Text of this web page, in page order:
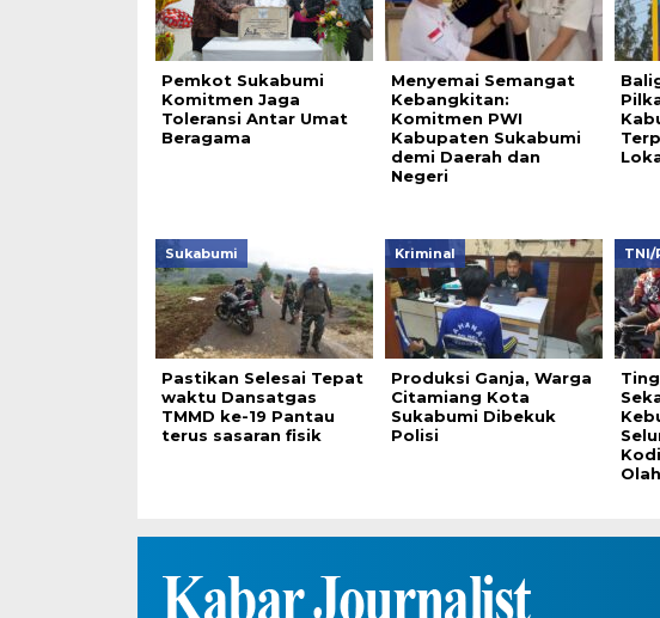
Pemkot Sukabumi
Komitmen Jaga
Toleransi Antar Umat
Beragama
Menyemai Semangat
Kebangkitan:
Komitmen PWI
Kabupaten Sukabumi
demi Daerah dan
Negeri
Sukabumi
Pastikan Selesai Tepat
waktu Dansatgas
TMMD ke-19 Pantau
terus sasaran fisik
Kriminal
Produksi Ganja, Warga
Citamiang Kota
Sukabumi Dibekuk
Polisi
TNI/